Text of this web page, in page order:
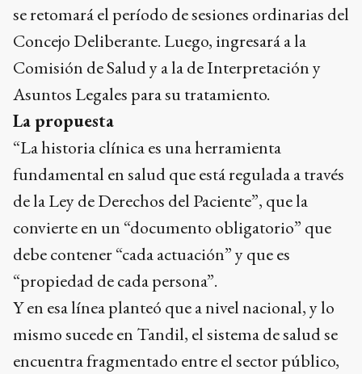
se retomará el período de sesiones ordinarias del
Concejo Deliberante. Luego, ingresará a la
Comisión de Salud y a la de Interpretación y
Asuntos Legales para su tratamiento.
La propuesta
“La historia clínica es una herramienta
fundamental en salud que está regulada a través
de la Ley de Derechos del Paciente”, que la
convierte en un “documento obligatorio” que
debe contener “cada actuación” y que es
“propiedad de cada persona”.
Y en esa línea planteó que a nivel nacional, y lo
mismo sucede en Tandil, el sistema de salud se
encuentra fragmentado entre el sector público,